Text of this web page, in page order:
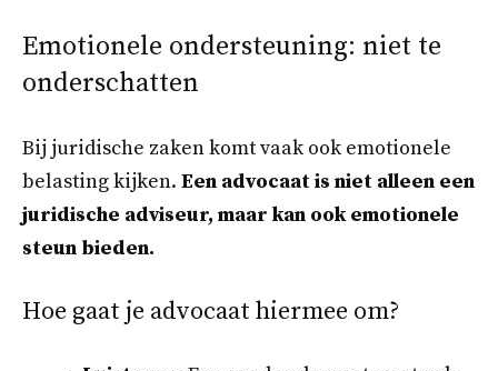
Emotionele ondersteuning: niet te
onderschatten
Bij juridische zaken komt vaak ook emotionele
belasting kijken. Een advocaat is niet alleen een
juridische adviseur, maar kan ook emotionele
steun bieden.
Hoe gaat je advocaat hiermee om?